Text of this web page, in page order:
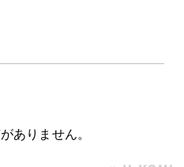
ありません。